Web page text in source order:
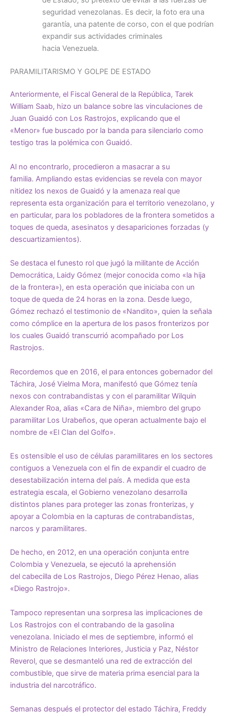
seguridad venezolanas. Es decir, la foto era una
garantía, una patente de corso, con el que podrían
expandir sus actividades criminales
hacia Venezuela.
PARAMILITARISMO Y GOLPE DE ESTADO
Anteriormente, el Fiscal General de la República, Tarek
William Saab, hizo un balance sobre las vinculaciones de
Juan Guaidó con Los Rastrojos, explicando que el
«Menor» fue buscado por la banda para silenciarlo como
testigo tras la polémica con Guaidó.
Al no encontrarlo, procedieron a masacrar a su
familia. Ampliando estas evidencias se revela con mayor
nitidez los nexos de Guaidó y la amenaza real que
representa esta organización para el territorio venezolano, y
en particular, para los pobladores de la frontera sometidos a
toques de queda, asesinatos y desapariciones forzadas (y
descuartizamientos).
Se destaca el funesto rol que jugó la militante de Acción
Democrática, Laidy Gómez (mejor conocida como «la hija
de la frontera»), en esta operación que iniciaba con un
toque de queda de 24 horas en la zona. Desde luego,
Gómez rechazó el testimonio de «Nandito», quien la señala
como cómplice en la apertura de los pasos fronterizos por
los cuales Guaidó transcurrió acompañado por Los
Rastrojos.
Recordemos que en 2016, el para entonces gobernador del
Táchira, José Vielma Mora, manifestó que Gómez tenía
nexos con contrabandistas y con el paramilitar Wilquin
Alexander Roa, alias «Cara de Niña», miembro del grupo
paramilitar Los Urabeños, que operan actualmente bajo el
nombre de «El Clan del Golfo».
Es ostensible el uso de células paramilitares en los sectores
contiguos a Venezuela con el fin de expandir el cuadro de
desestabilización interna del país. A medida que esta
estrategia escala, el Gobierno venezolano desarrolla
distintos planes para proteger las zonas fronterizas, y
apoyar a Colombia en la capturas de contrabandistas,
narcos y paramilitares.
De hecho, en 2012, en una operación conjunta entre
Colombia y Venezuela, se ejecutó la aprehensión
del cabecilla de Los Rastrojos, Diego Pérez Henao, alias
«Diego Rastrojo».
Tampoco representan una sorpresa las implicaciones de
Los Rastrojos con el contrabando de la gasolina
venezolana. Iniciado el mes de septiembre, informó el
Ministro de Relaciones Interiores, Justicia y Paz, Néstor
Reverol, que se desmanteló una red de extracción del
combustible, que sirve de materia prima esencial para la
industria del narcotráfico.
Semanas después el protector del estado Táchira, Freddy